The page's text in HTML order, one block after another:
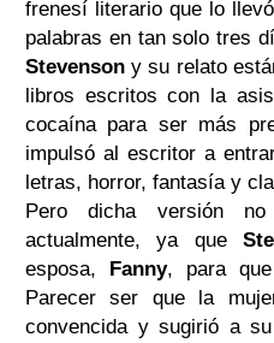
frenesí literario que lo
palabras en tan solo tres
Stevenson y su relato
libros escritos con la
cocaína para ser más
impulsó al escritor a
letras, horror, fantasía y
Pero dicha versión
actualmente, ya que
esposa, Fanny, para
Parecer ser que la
convencida y sugirió a